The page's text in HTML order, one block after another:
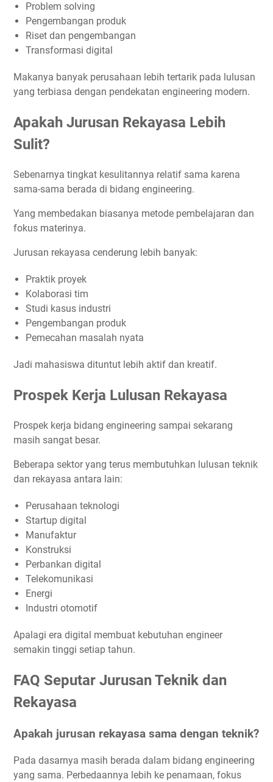
Problem solving
Pengembangan produk
Riset dan pengembangan
Transformasi digital
Makanya banyak perusahaan lebih tertarik pada lulusan
yang terbiasa dengan pendekatan engineering modern.
Apakah Jurusan Rekayasa Lebih
Sulit?
Sebenarnya tingkat kesulitannya relatif sama karena
sama-sama berada di bidang engineering.
Yang membedakan biasanya metode pembelajaran dan
fokus materinya.
Jurusan rekayasa cenderung lebih banyak:
Praktik proyek
Kolaborasi tim
Studi kasus industri
Pengembangan produk
Pemecahan masalah nyata
Jadi mahasiswa dituntut lebih aktif dan kreatif.
Prospek Kerja Lulusan Rekayasa
Prospek kerja bidang engineering sampai sekarang
masih sangat besar.
Beberapa sektor yang terus membutuhkan lulusan teknik
dan rekayasa antara lain:
Perusahaan teknologi
Startup digital
Manufaktur
Konstruksi
Perbankan digital
Telekomunikasi
Energi
Industri otomotif
Apalagi era digital membuat kebutuhan engineer
semakin tinggi setiap tahun.
FAQ Seputar Jurusan Teknik dan
Rekayasa
Apakah jurusan rekayasa sama dengan teknik?
Pada dasarnya masih berada dalam bidang engineering
yang sama. Perbedaannya lebih ke penamaan, fokus